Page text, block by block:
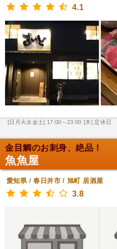
4.1
[日月火水金土] 17:00～23:00 [木] 定休日
金目鯛のお刺身、絶品！
魚魚屋
愛知県/春日井市/旭町 居酒屋
3.8